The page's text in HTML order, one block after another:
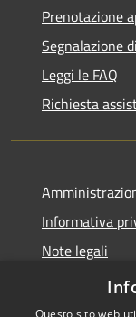
Prenotazione
Segnalazione
Leggi le FAQ
Richiesta
Informativa
Note legali
Dichiarazione
Questo sito web